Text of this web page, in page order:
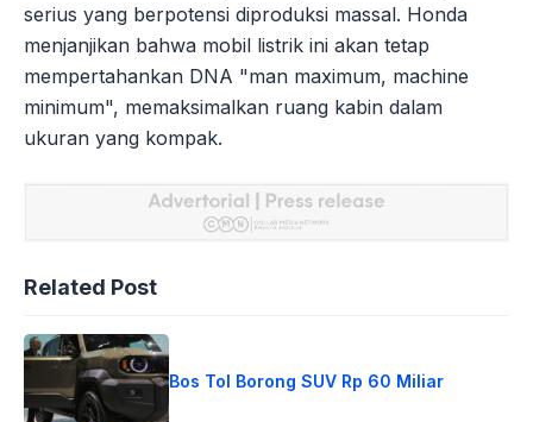
serius yang berpotensi diproduksi massal. Honda
menjanjikan bahwa mobil listrik ini akan tetap
mempertahankan DNA "man maximum, machine
minimum", memaksimalkan ruang kabin dalam
ukuran yang kompak.
Related Post
Bos Tol Borong SUV Rp 60 Miliar